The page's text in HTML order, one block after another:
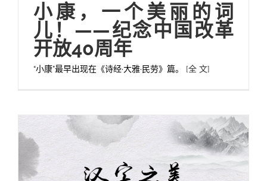
小康，一个美丽的词
儿！——纪念中国改革
开放40周年
“小康”最早出现在《诗经·大雅·民劳》篇。 [全 文]